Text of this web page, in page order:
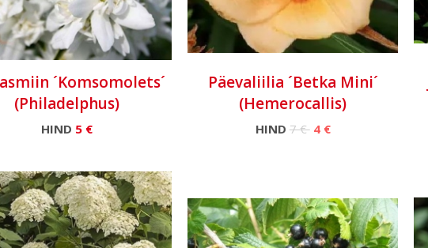
´Komsomolets´
(Philadelphus)
HIND 5 €
Päevaliilia ´Betka Mini´
(Hemerocallis)
HIND 7 € 4 €